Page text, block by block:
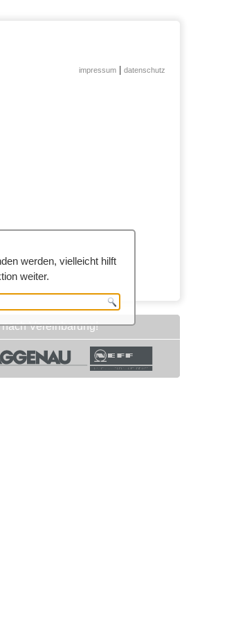
werden, vielleicht hilft
weiter.
impressum datenschutz
Vereinbarung!